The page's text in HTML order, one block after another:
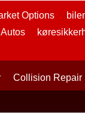
Options
Collision Repair